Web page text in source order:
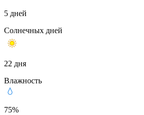
5 дней
Солнечных дней
22 дня
Влажность
75%